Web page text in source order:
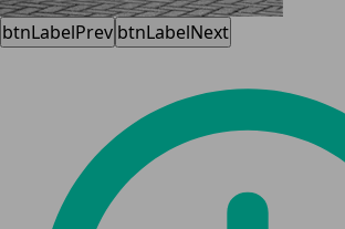
btnLabelPrev btnLabelNext